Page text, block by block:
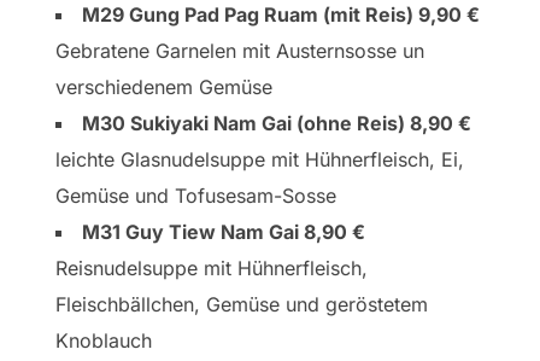
M29 Gung Pad Pag Ruam (mit Reis) 9,90 €
Gebratene Garnelen mit Austernsosse un
verschiedenem Gemüse
M30 Sukiyaki Nam Gai (ohne Reis) 8,90 €
leichte Glasnudelsuppe mit Hühnerfleisch, Ei,
Gemüse und Tofusesam-Sosse
M31 Guy Tiew Nam Gai 8,90 €
Reisnudelsuppe mit Hühnerfleisch,
Fleischbällchen, Gemüse und geröstetem
Knoblauch